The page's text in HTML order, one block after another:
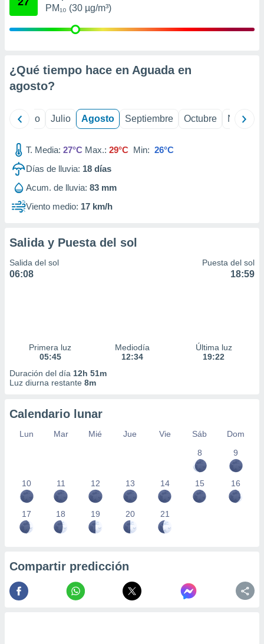
mediante
publicidad
publicidad
1199
PM₁₀ (30 µg/m³)
¿Qué tiempo hace en Aguada en
agosto?
Junio Julio Agosto Septiembre Octubre
T. Media: 27°C Max.: 29°C Min: 26°C
Días de lluvia: 18 días
Acum. de lluvia: 83 mm
Viento medio: 17 km/h
Salida y Puesta del sol
Salida del sol
06:08
Puesta del sol
18:59
Primera luz
05:45
Mediodía
12:34
Última luz
19:22
Duración del día 12h 51m
Luz diurna restante 8m
Calendario lunar
Lun Mar Mié Jue Vie Sáb
Dom
8
9
10 11 12 13 14 15 16
17 18 19 20 21
Compartir predicción